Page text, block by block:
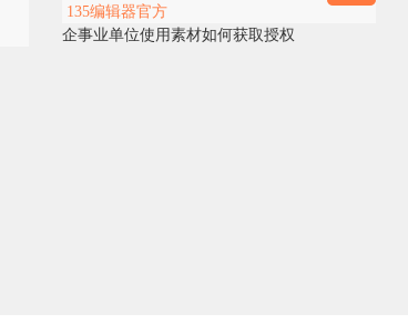
135编辑器官方
企事业单位使用素材如何获取授权